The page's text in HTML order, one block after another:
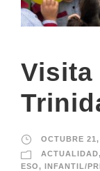
Visita
OCTUBRE
ACTUALIDAD,
ESO, INFANTIL/